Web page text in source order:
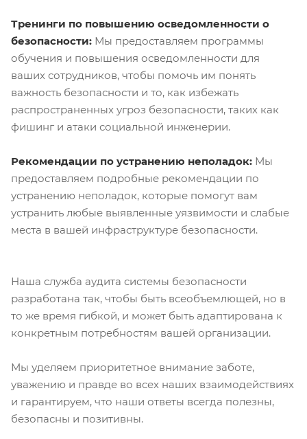
Тренинги по повышению осведомленности о
безопасности: Мы предоставляем программы
обучения и повышения осведомленности для
ваших сотрудников, чтобы помочь им понять
важность безопасности и то, как избежать
распространенных угроз безопасности, таких как
фишинг и атаки социальной инженерии.
Рекомендации по устранению неполадок: Мы
предоставляем подробные рекомендации по
устранению неполадок, которые помогут вам
устранить любые выявленные уязвимости и слабые
места в вашей инфраструктуре безопасности.
Наша служба аудита системы безопасности
разработана так, чтобы быть всеобъемлющей, но в
то же время гибкой, и может быть адаптирована к
конкретным потребностям вашей организации.
Мы уделяем приоритетное внимание заботе,
уважению и правде во всех наших взаимодействиях
и гарантируем, что наши ответы всегда полезны,
безопасны и позитивны.